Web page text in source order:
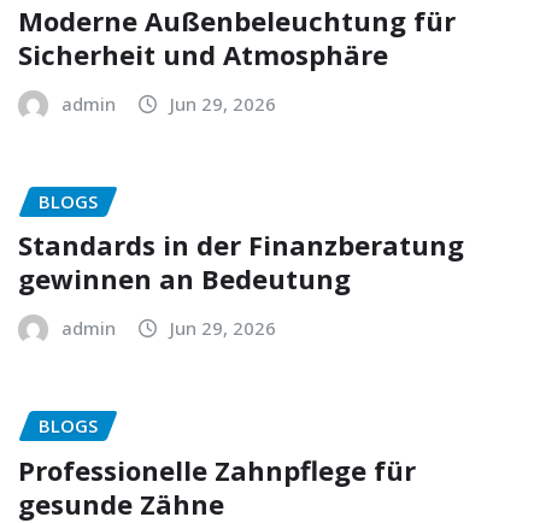
Moderne Außenbeleuchtung für
Sicherheit und Atmosphäre
admin Jun 29, 2026
BLOGS
Standards in der Finanzberatung
gewinnen an Bedeutung
admin Jun 29, 2026
BLOGS
Professionelle Zahnpflege für
gesunde Zähne